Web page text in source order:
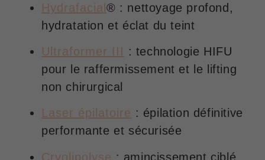
Hydrafacial® : nettoyage profond,
hydratation et éclat du teint
Ultraformer III : technologie HIFU
pour le raffermissement et le lifting
non chirurgical
Laser épilatoire : épilation définitive
performante et sécurisée
Cryolipolyse : amincissement ciblé